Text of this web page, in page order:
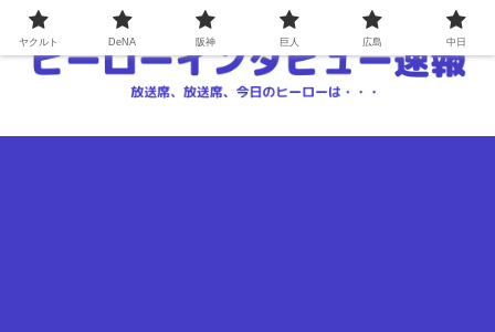
ヤクルト DeNA 阪神 巨人 広島 中日